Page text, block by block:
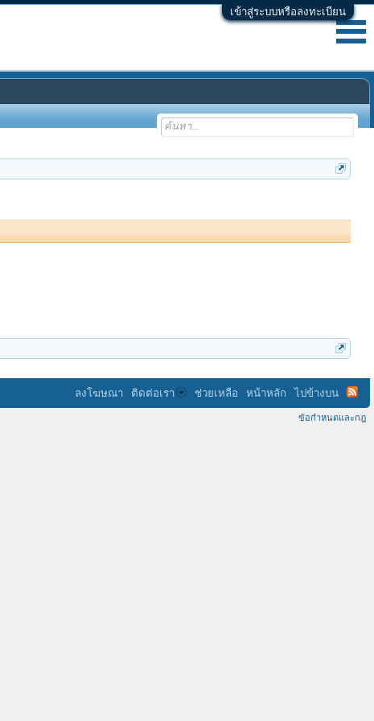
เข้าสู่ระบบหรือลงทะเบียน
ลงโฆษณา ติดต่อเรา ช่วยเหลือ หน้าหลัก ไปข้างบน
ข้อกำหนดและกฎ